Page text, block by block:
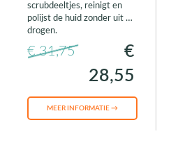
scrubdeeltjes, reinigt en
polijst de huid zonder uit te
drogen.
€ 31,75
€
28,55
MEER INFORMATIE →